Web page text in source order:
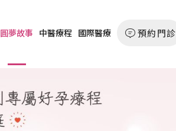
圓夢故事 中醫療程 國際醫療 預約門診